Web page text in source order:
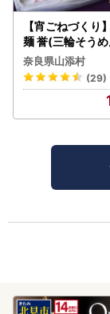
【宵ごねづく
麺 誉(三輪そう
れ)
奈良県山添村
(29)